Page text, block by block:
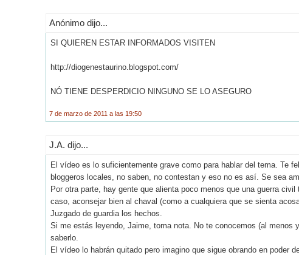
Anónimo dijo...
SI QUIEREN ESTAR INFORMADOS VISITEN
http://diogenestaurino.blogspot.com/
NÓ TIENE DESPERDICIO NINGUNO SE LO ASEGURO
7 de marzo de 2011 a las 19:50
J.A. dijo...
El vídeo es lo suficientemente grave como para hablar del tema. Te
bloggeros locales, no saben, no contestan y eso no es así. Se sea
Por otra parte, hay gente que alienta poco menos que una guerra
caso, aconsejar bien al chaval (como a cualquiera que se sienta
Juzgado de guardia los hechos.
Si me estás leyendo, Jaime, toma nota. No te conocemos (al
saberlo.
El vídeo lo habrán quitado pero imagino que sigue obrando en